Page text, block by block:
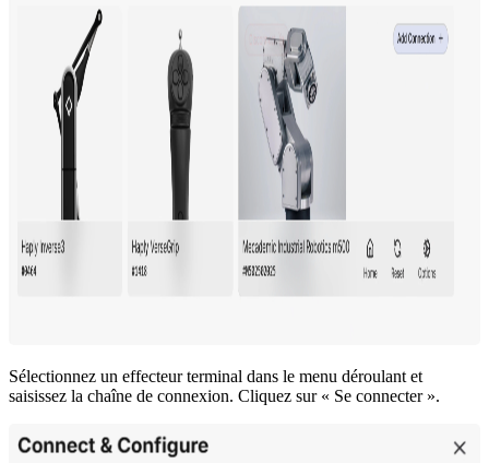
Sélectionnez un effecteur terminal dans le menu déroulant et
saisissez la chaîne de connexion. Cliquez sur « Se connecter ».